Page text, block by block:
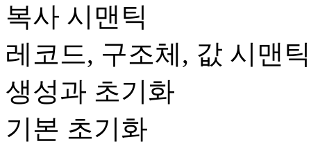
복사 시맨틱
레코드, 구조체, 값 시맨틱
생성과 초기화
기본 초기화